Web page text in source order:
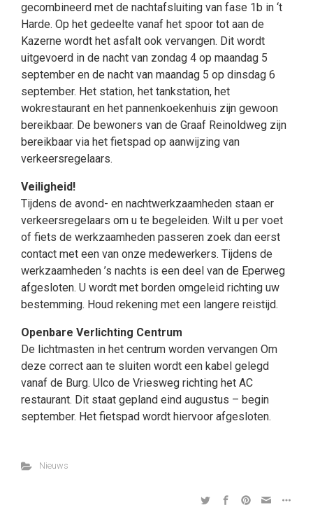
gecombineerd met de nachtafsluiting van fase 1b in ‘t
Harde. Op het gedeelte vanaf het spoor tot aan de
Kazerne wordt het asfalt ook vervangen. Dit wordt
uitgevoerd in de nacht van zondag 4 op maandag 5
september en de nacht van maandag 5 op dinsdag 6
september. Het station, het tankstation, het
wokrestaurant en het pannenkoekenhuis zijn gewoon
bereikbaar. De bewoners van de Graaf Reinoldweg zijn
bereikbaar via het fietspad op aanwijzing van
verkeersregelaars.
Veiligheid!
Tijdens de avond- en nachtwerkzaamheden staan er
verkeersregelaars om u te begeleiden. Wilt u per voet
of fiets de werkzaamheden passeren zoek dan eerst
contact met een van onze medewerkers. Tijdens de
werkzaamheden ’s nachts is een deel van de Eperweg
afgesloten. U wordt met borden omgeleid richting uw
bestemming. Houd rekening met een langere reistijd.
Openbare Verlichting Centrum
De lichtmasten in het centrum worden vervangen Om
deze correct aan te sluiten wordt een kabel gelegd
vanaf de Burg. Ulco de Vriesweg richting het AC
restaurant. Dit staat gepland eind augustus – begin
september. Het fietspad wordt hiervoor afgesloten.
Nieuws